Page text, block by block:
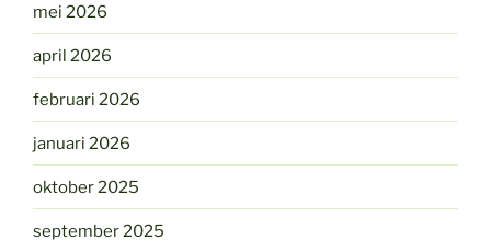
mei 2026
april 2026
februari 2026
januari 2026
oktober 2025
september 2025